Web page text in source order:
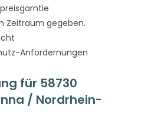
Zeitraum gegeben.
Anfordernungen
für 58730
/ Nordrhein-